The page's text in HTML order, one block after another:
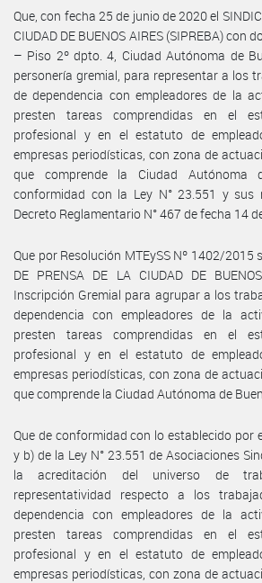
Que, con fecha 25 de junio de 2020 el
CIUDAD DE BUENOS AIRES (SIPREBA) con
– Piso 2º dpto. 4, Ciudad Autónoma de
personería gremial, para representar a los
de dependencia con empleadores de la
presten tareas comprendidas en el
profesional y en el estatuto de
empresas periodísticas, con zona de
que comprende la Ciudad Autónoma
conformidad con la Ley N° 23.551 y sus
Decreto Reglamentario N° 467 de fecha 14
Que por Resolución MTEySS Nº 1402/2015
DE PRENSA DE LA CIUDAD DE
Inscripción Gremial para agrupar a los
dependencia con empleadores de la
presten tareas comprendidas en el
profesional y en el estatuto de
empresas periodísticas, con zona de
que comprende la Ciudad Autónoma de
Que de conformidad con lo establecido por
y b) de la Ley N° 23.551 de Asociaciones
la acreditación del universo de
representatividad respecto a los
dependencia con empleadores de la
presten tareas comprendidas en el
profesional y en el estatuto de
empresas periodísticas, con zona de